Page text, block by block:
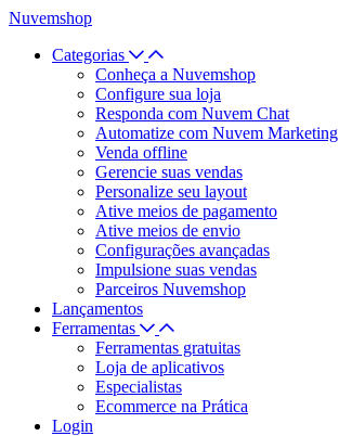
Nuvemshop
Categorias
Conheça a Nuvemshop
Configure sua loja
Responda com Nuvem Chat
Automatize com Nuvem Marketing
Venda offline
Gerencie suas vendas
Personalize seu layout
Ative meios de pagamento
Ative meios de envio
Configurações avançadas
Impulsione suas vendas
Parceiros Nuvemshop
Lançamentos
Ferramentas
Ferramentas gratuitas
Loja de aplicativos
Especialistas
Ecommerce na Prática
Login